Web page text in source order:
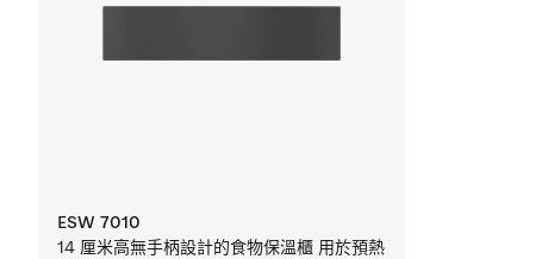
ESW 7010
14 厘米高無手柄設計的食物保溫櫃 用於預熱